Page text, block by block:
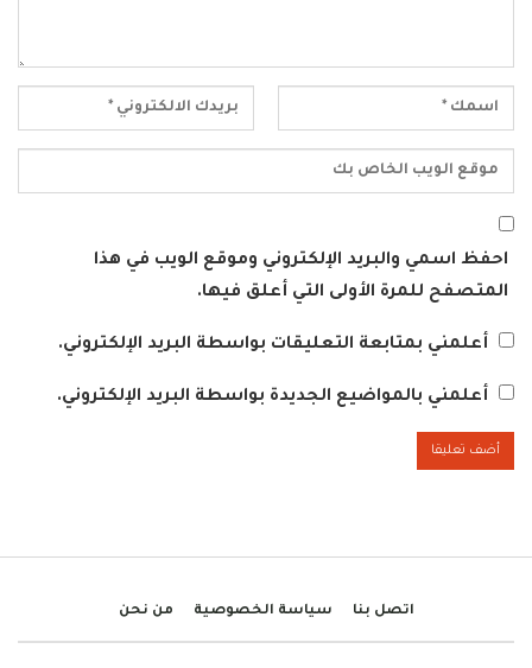
احفظ اسمي والبريد الإلكتروني وموقع الويب في هذا
المتصفح للمرة الأولى التي أعلق فيها.
أعلمني بمتابعة التعليقات بواسطة البريد الإلكتروني.
أعلمني بالمواضيع الجديدة بواسطة البريد الإلكتروني.
اتصل بنا سياسة الخصوصية من نحن